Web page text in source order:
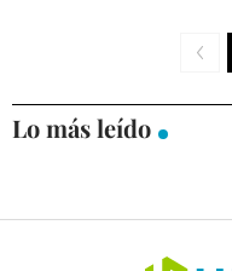
Lo más leído